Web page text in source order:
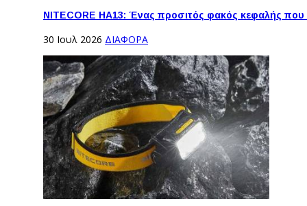
NITECORE HA13: Ένας προσιτός φακός κεφαλής
30 Ιουλ 2026 ΔΙΑΦΟΡΑ